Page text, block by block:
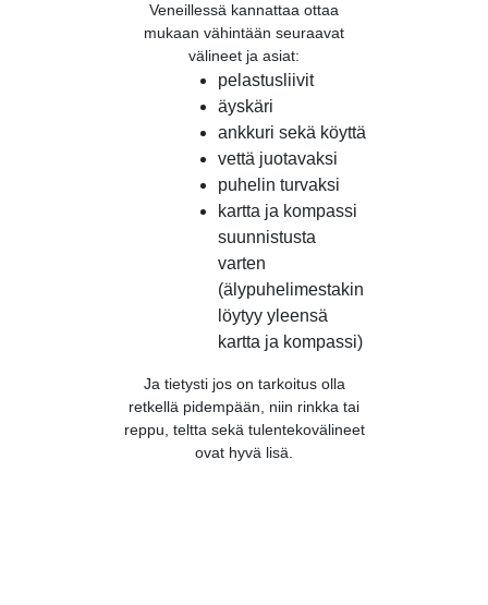
Veneillessä kannattaa ottaa
mukaan vähintään seuraavat
välineet ja asiat:
pelastusliivit
äyskäri
ankkuri sekä köyttä
vettä juotavaksi
puhelin turvaksi
kartta ja kompassi
suunnistusta
varten
(älypuhelimestakin
löytyy yleensä
kartta ja kompassi)
Ja tietysti jos on tarkoitus olla
retkellä pidempään, niin rinkka tai
reppu, teltta sekä tulentekovälineet
ovat hyvä lisä.